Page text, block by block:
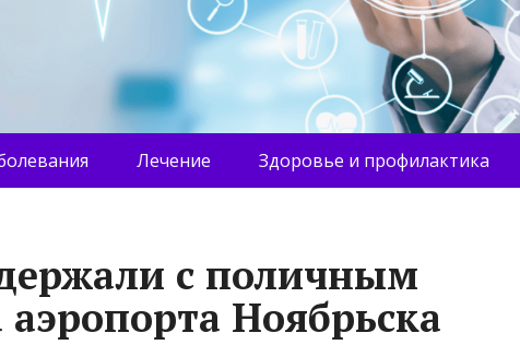
Лечение Здоровье и профилактика
с поличным
Ноябрьска